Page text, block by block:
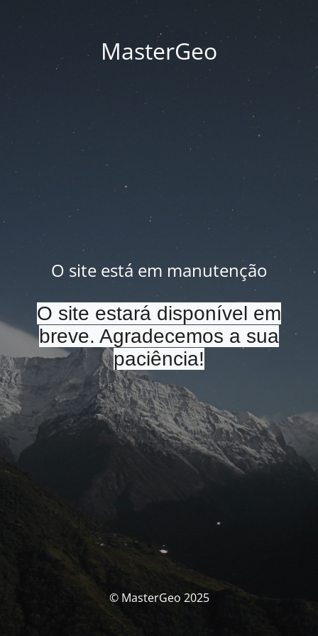
MasterGeo
O site está em manutenção
O site estará disponível em
breve. Agradecemos a sua
paciência!
© MasterGeo 2025